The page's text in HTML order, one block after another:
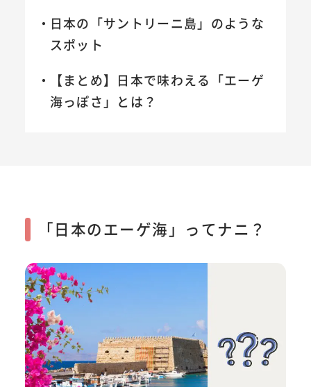
日本の「サントリーニ島」のような
スポット
【まとめ】日本で味わえる「エーゲ
海っぽさ」とは？
「日本のエーゲ海」ってナニ？